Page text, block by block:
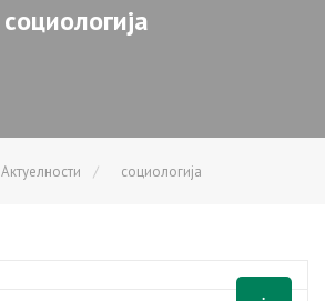
социологија
Актуелности социологија